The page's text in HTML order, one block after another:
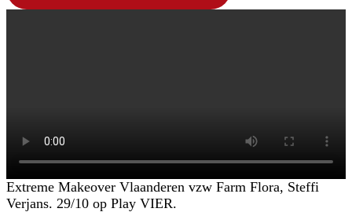
Extreme Makeover Vlaanderen vzw Farm Flora, Steffi
Verjans. 29/10 op Play VIER.